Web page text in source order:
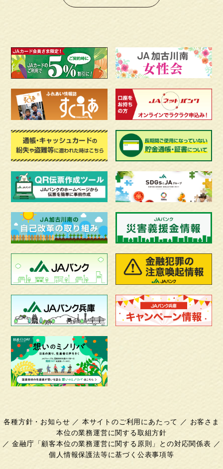
各種方針・お知らせ ／ 本サイトのご利用にあたって ／ お客さま
本位の業務運営に関する取組方針
／金融庁「顧客本位の業務運営に関する原則」との対応関係表 ／
個人情報保護法等に基づく公表事項等